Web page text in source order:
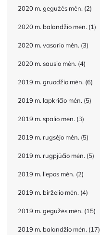
2020 m. gegužės mėn. (2)
2020 m. balandžio mėn. (1)
2020 m. vasario mėn. (3)
2020 m. sausio mėn. (4)
2019 m. gruodžio mėn. (6)
2019 m. lapkričio mėn. (5)
2019 m. spalio mėn. (3)
2019 m. rugsėjo mėn. (5)
2019 m. rugpjūčio mėn. (5)
2019 m. liepos mėn. (2)
2019 m. birželio mėn. (4)
2019 m. gegužės mėn. (15)
2019 m. balandžio mėn. (17)